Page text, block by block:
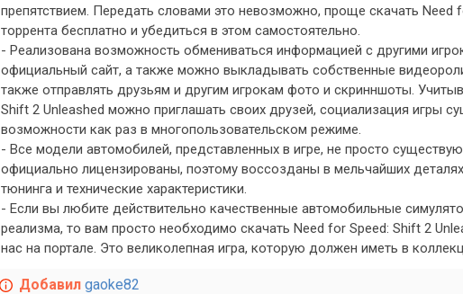
препятствием. Передать словами это невозможно, проще скачать Need
торрента бесплатно и убедиться в этом самостоятельно.
- Реализована возможность обмениваться информацией с другими
официальный сайт, а также можно выкладывать собственные
также отправлять друзьям и другим игрокам фото и скринншоты.
Shift 2 Unleashed можно приглашать своих друзей, социализация игры
возможности как раз в многопользовательском режиме.
- Все модели автомобилей, представленных в игре, не просто
официально лицензированы, поэтому воссозданы в мельчайших
тюнинга и технические характеристики.
- Если вы любите действительно качественные автомобильные
реализма, то вам просто необходимо скачать Need for Speed: Shift 2
нас на портале. Это великолепная игра, которую должен иметь в
Добавил gaoke82